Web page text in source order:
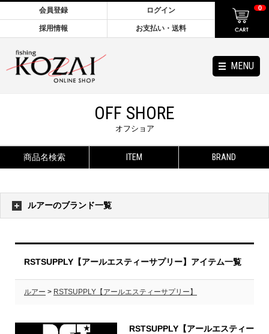
MENU
会員登録 ログイン
採用情報 お支払い・送料
0
OFF SHORE
オフショア
商品名検索 ITEM BRAND
ルアーのブランド一覧
RSTSUPPLY【アールエスティーサプリー】アイテム一覧
ルアー > RSTSUPPLY【アールエスティーサプリー】
RSTSUPPLY【アールエスティー